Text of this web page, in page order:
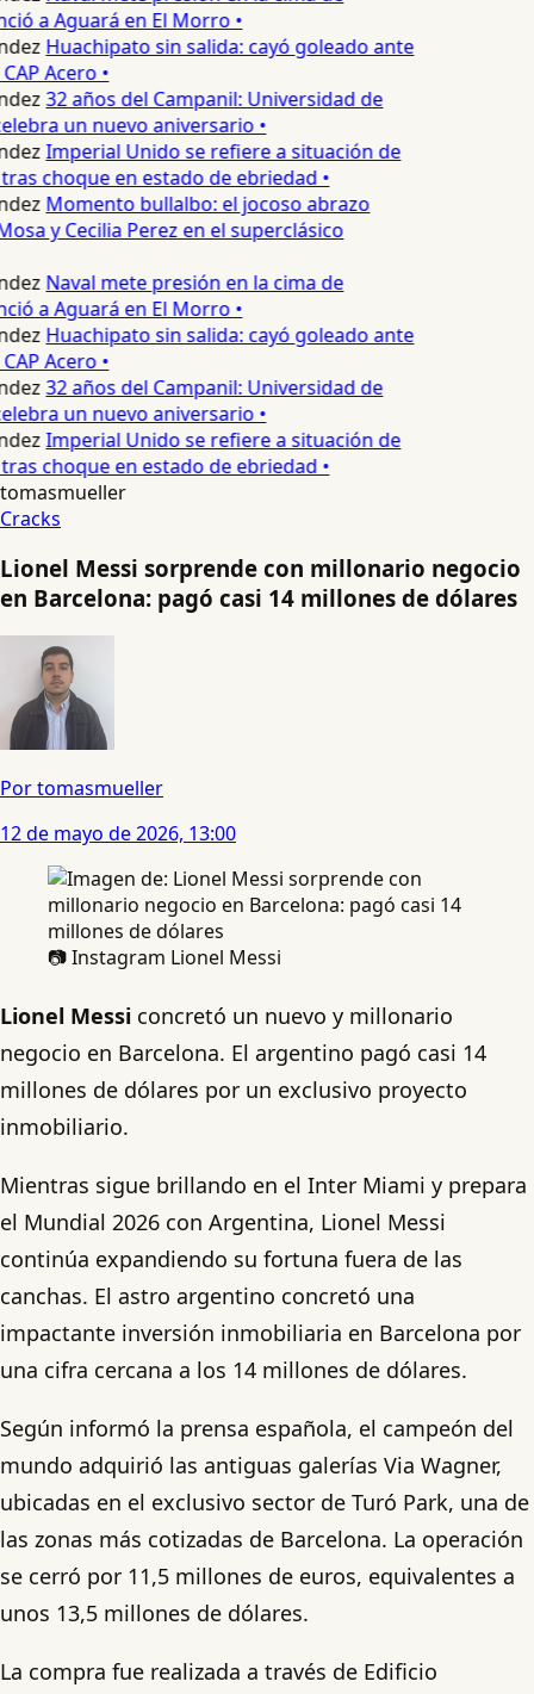
a Aguará en El Morro •
Huachipato sin salida: cayó goleado ante
Acero •
32 años del Campanil: Universidad de
un nuevo aniversario •
Imperial Unido se refiere a situación de
choque en estado de ebriedad •
Momento bullalbo: el jocoso abrazo
y Cecilia Perez en el superclásico
Naval mete presión en la cima de
a Aguará en El Morro •
Huachipato sin salida: cayó goleado ante
Acero •
32 años del Campanil: Universidad de
un nuevo aniversario •
Imperial Unido se refiere a situación de
choque en estado de ebriedad •
tomasmueller
Cracks
Lionel Messi sorprende con millonario negocio
en Barcelona: pagó casi 14 millones de dólares
Por tomasmueller
12 de mayo de 2026, 13:00
📷 Instagram Lionel Messi
Lionel Messi concretó un nuevo y millonario
negocio en Barcelona. El argentino pagó casi 14
millones de dólares por un exclusivo proyecto
inmobiliario.
Mientras sigue brillando en el Inter Miami y prepara
el Mundial 2026 con Argentina, Lionel Messi
continúa expandiendo su fortuna fuera de las
canchas. El astro argentino concretó una
impactante inversión inmobiliaria en Barcelona por
una cifra cercana a los 14 millones de dólares.
Según informó la prensa española, el campeón del
mundo adquirió las antiguas galerías Via Wagner,
ubicadas en el exclusivo sector de Turó Park, una de
las zonas más cotizadas de Barcelona. La operación
se cerró por 11,5 millones de euros, equivalentes a
unos 13,5 millones de dólares.
La compra fue realizada a través de Edificio